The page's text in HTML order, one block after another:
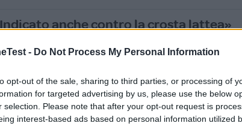
- Do Not Process My Personal Information
opt-out of the sale, sharing to third parties, or processing of
for targeted advertising by us, please use the below
selection. Please note that after your opt-out request is
interest-based ads based on personal information utilized
anche contro la crosta lattea»
delle caratteristiche che preferisco nei
a leggere
Utile (0)